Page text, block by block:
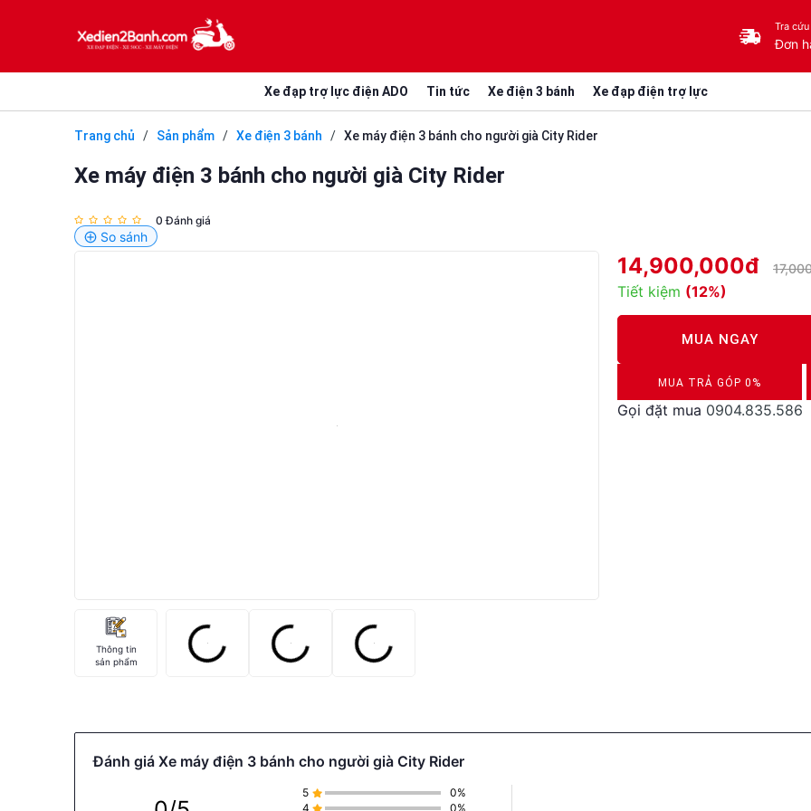
Tra cứu
Đơn
Xe đạp trợ lực điện ADO Tin tức Xe điện 3 bánh Xe đạp điện trợ lực
Trang chủ / Sản phẩm / Xe điện 3 bánh / Xe máy điện 3 bánh cho người già City Rider
Xe máy điện 3 bánh cho người già City Rider
0 Đánh giá
So sánh
Thông tin
sản phẩm
14,900,000đ
Tiết kiệm (12%)
MUA NGAY
MUA TRẢ GÓP 0%
DUYỆT HỒ SƠ RONG 5 PHÚT
Gọi đặt mua 0904.835.586
Đánh giá Xe máy điện 3 bánh cho người già City Rider
5
0%
4
0%